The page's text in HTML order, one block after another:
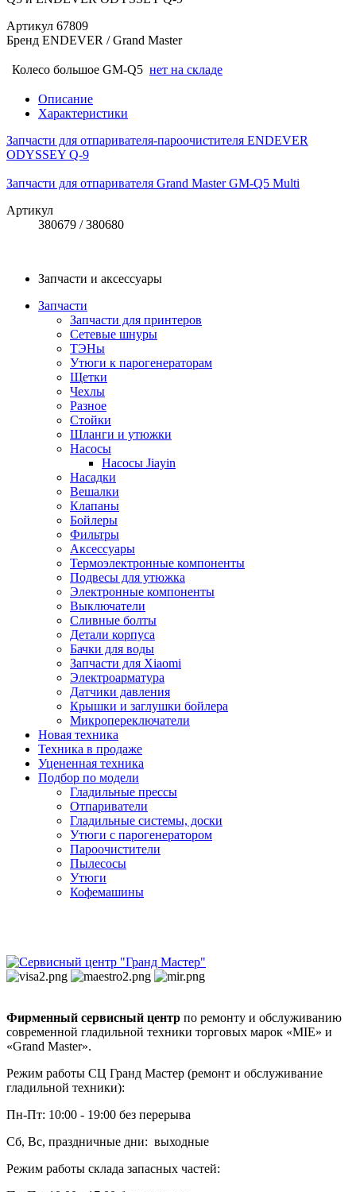
Артикул 67809
Бренд ENDEVER / Grand Master
Колесо большое GM-Q5 нет на складе
Описание
Характеристики
Запчасти для отпаривателя-пароочистителя ENDEVER
ODYSSEY Q-9
Запчасти для отпаривателя Grand Master GM-Q5 Multi
Артикул
380679 / 380680
Запчасти и аксессуары
Запчасти
Запчасти для принтеров
Сетевые шнуры
ТЭНы
Утюги к парогенераторам
Щетки
Чехлы
Разное
Стойки
Шланги и утюжки
Насосы
Насосы Jiayin
Насадки
Вешалки
Клапаны
Бойлеры
Фильтры
Аксессуары
Термоэлектронные компоненты
Подвесы для утюжка
Электронные компоненты
Выключатели
Сливные болты
Детали корпуса
Бачки для воды
Запчасти для Xiaomi
Электроарматура
Датчики давления
Крышки и заглушки бойлера
Микропереключатели
Новая техника
Техника в продаже
Уцененная техника
Подбор по модели
Гладильные прессы
Отпариватели
Гладильные системы, доски
Утюги с парогенератором
Пароочистители
Пылесосы
Утюги
Кофемашины
Фирменный сервисный центр по ремонту и обслуживанию
современной гладильной техники торговых марок «MIE» и
«Grand Master».
Режим работы СЦ Гранд Мастер (ремонт и обслуживание
гладильной техники):
Пн-Пт: 10:00 - 19:00 без перерыва
Сб, Вс, праздничные дни: выходные
Режим работы склада запасных частей: